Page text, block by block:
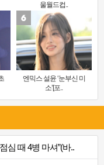
울월드컵..
엔믹스 설윤 ‘눈부신 미
소’[포..
심 때 4병 마셔”(바..